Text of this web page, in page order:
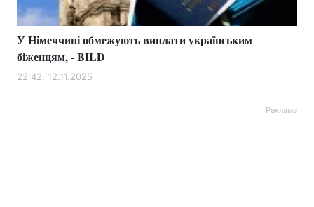
У Німеччині обмежують виплати українським
біженцям, - BILD
22:42, 12.11.2025
Реклама